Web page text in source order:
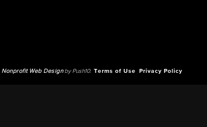
Nonprofit Web Designby Push10. Terms of Use Privacy Policy